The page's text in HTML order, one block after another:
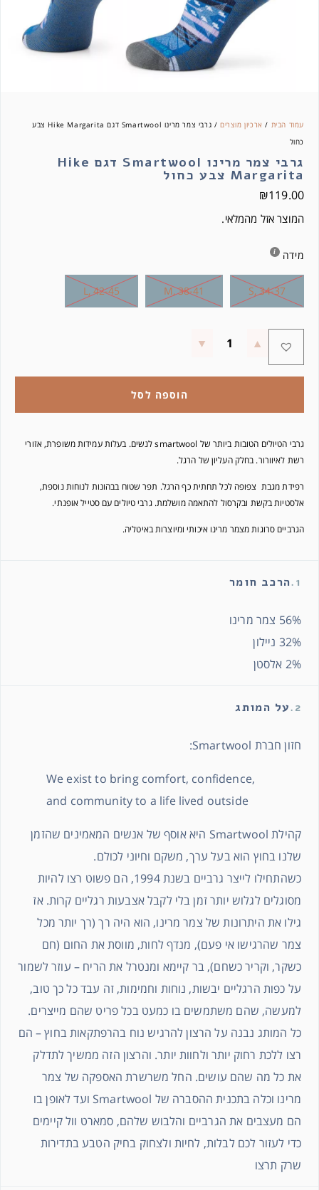
עמוד הבית / ארכיון מוצרים
/ גרבי צמר מרינו Smartwool דגם Hike Margarita צבע
כחול
גרבי צמר מרינו Smartwool דגם Hike
Margarita צבע כחול
₪119.00
המוצר אזל מהמלאי.
מידה
S, 34-37
M, 38-41
L, 42-45
הוספה לסל
גרבי הטיולים הטובות ביותר של smartwool לנשים. בעלות עמידות משופרת, אזורי
רשת לאיוורור. בחלק העליון של הרגל.
רפידת מגבת צפופה לכל תחתית כף הרגל. תפר שטוח בבהונות לנוחות נוספת,
אלסטיות בקשת ובקרסול להתאמה מושלמת. גרבי טיולים עם סטייל אופנתי.
הגרביים סרוגות מצמר מרינו איכותי ומיוצרות באיטליה.
1. הרכב חומר
56% צמר מרינו
32% ניילון
2% אלסטן
2. על המותג
חזון חברת Smartwool:
We exist to bring comfort, confidence,
and community to a life lived outside
קהילת Smartwool היא אוסף של אנשים המאמינים שהזמן
שלנו בחוץ הוא בעל ערך, משקם וחיוני לכולם.
כשהתחילו לייצר גרביים בשנת 1994, הם פשוט רצו להיות
מסוגלים לגלוש יותר זמן בלי לקבל אצבעות רגליים קרות. אז
גילו את היתרונות של צמר מרינו, הוא היה רך (רך יותר מכל
צמר שהרגישו אי פעם), מנדף לחות, מווסת את החום (חם
כשקר, וקריר כשחם), בר קיימא ומנטרל את הריח – עוזר לשמור
על כפות הרגליים יבשות, נוחות וחמימות, זה עבד כל כך טוב,
למעשה, שהם משתמשים בו כמעט בכל פריט שהם מייצרים.
כל המותג נבנה על הרצון להרגיש נוח בהרפתקאות בחוץ – הם
רצו ללכת רחוק יותר ולחוות יותר. והרצון הזה ממשיך לתדלק
את כל מה שהם עושים. החל משרשרת האספקה ​​של צמר
מרינו וכלה בתכנית ההסברה של Smartwool ועד לאופן בו
הם מעצבים את הגרביים והלבוש שלהם, סמארט וול קיימים
כדי לעזור לכם לבלות, לחיות ולצחוק בחיק הטבע בתדירות
שרק תרצו